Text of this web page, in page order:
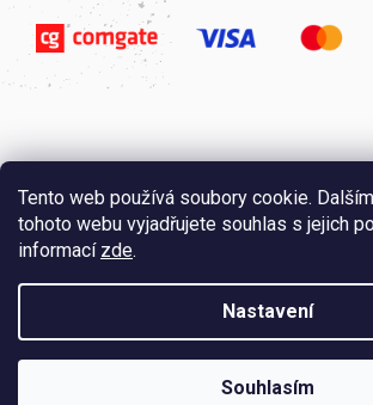
Tento web používá soubory cookie.
tohoto webu vyjadřujete souhlas s jejich
informací zde.
Nastavení
Souhlasím
Štefan Mazáň
Saunapoint.cz. Všechna